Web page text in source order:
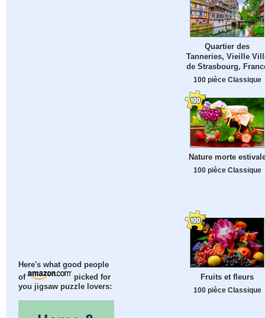
Here's what good people
of
picked for
you jigsaw puzzle lovers:
Quartier des
Tanneries, Vieille
de Strasbourg,
100 pièce Classique
Nature morte
100 pièce Classique
Fruits et fleurs
100 pièce Classique